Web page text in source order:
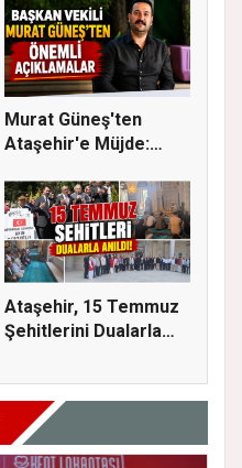
Murat Güneş'ten
Ataşehir'e Müjde:
Ataşehir, 15 Temmuz
Şehitlerini Dualarla